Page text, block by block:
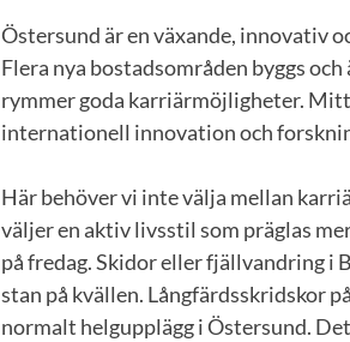
Östersund är en växande, innovativ
Flera nya bostadsområden byggs
rymmer goda karriärmöjligheter.
internationell innovation och
Här behöver vi inte välja mellan
väljer en aktiv livsstil som präglas
på fredag. Skidor eller fjällvandring i
stan på kvällen. Långfärdsskridskor
normalt helgupplägg i Östersund.